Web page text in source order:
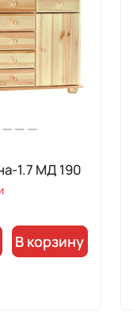
1.7 МД 190
В корзину